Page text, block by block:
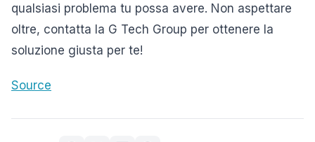
qualsiasi problema tu possa avere. Non aspettare
oltre, contatta la G Tech Group per ottenere la
soluzione giusta per te!
Source